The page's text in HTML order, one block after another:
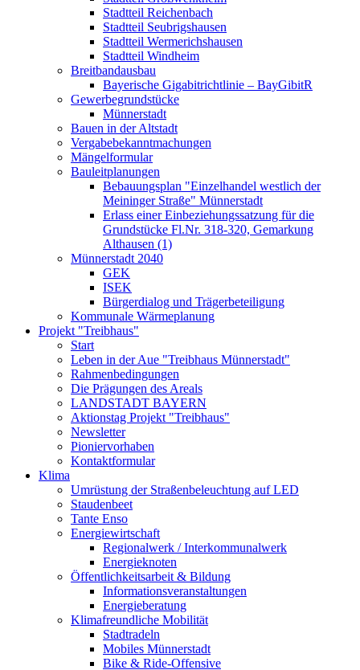
Stadtteil Reichenbach
Stadtteil Seubrigshausen
Stadtteil Wermerichshausen
Stadtteil Windheim
Breitbandausbau
Bayerische Gigabitrichtlinie – BayGibitR
Gewerbegrundstücke
Münnerstadt
Bauen in der Altstadt
Vergabebekanntmachungen
Mängelformular
Bauleitplanungen
Bebauungsplan "Einzelhandel westlich der
Meininger Straße" Münnerstadt
Erlass einer Einbeziehungssatzung für die
Grundstücke Fl.Nr. 318-320, Gemarkung
Althausen (1)
Münnerstadt 2040
GEK
ISEK
Bürgerdialog und Trägerbeteiligung
Kommunale Wärmeplanung
Projekt "Treibhaus"
Start
Leben in der Aue "Treibhaus Münnerstadt"
Rahmenbedingungen
Die Prägungen des Areals
LANDSTADT BAYERN
Aktionstag Projekt "Treibhaus"
Newsletter
Pioniervorhaben
Kontaktformular
Klima
Umrüstung der Straßenbeleuchtung auf LED
Staudenbeet
Tante Enso
Energiewirtschaft
Regionalwerk / Interkommunalwerk
Energieknoten
Öffentlichkeitsarbeit & Bildung
Informationsveranstaltungen
Energieberatung
Klimafreundliche Mobilität
Stadtradeln
Mobiles Münnerstadt
Bike & Ride-Offensive